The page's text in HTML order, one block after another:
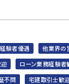
験者優遇
他業界の
ローン業務経験者
不問 宅建取引士歓